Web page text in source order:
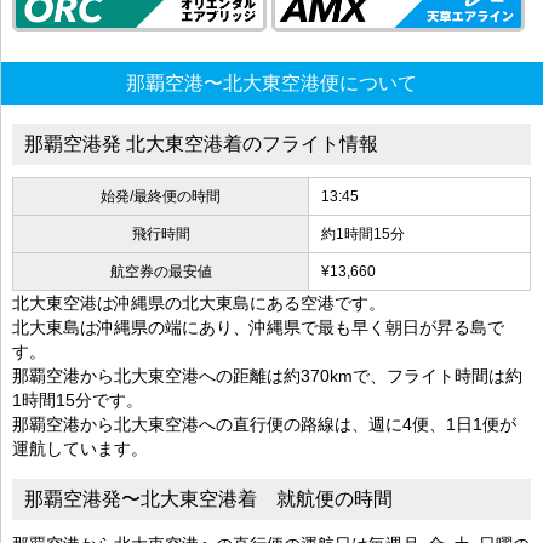
那覇空港〜北大東空港便について
那覇空港発 北大東空港着のフライト情報
始発/最終便の時間 13:45
飛行時間 約1時間15分
航空券の最安値 ¥13,660
北大東空港は沖縄県の北大東島にある空港です。
北大東島は沖縄県の端にあり、沖縄県で最も早く朝日が昇る島で
す。
那覇空港から北大東空港への距離は約370kmで、フライト時間は約
1時間15分です。
那覇空港から北大東空港への直行便の路線は、週に4便、1日1便が
運航しています。
那覇空港発〜北大東空港着 就航便の時間